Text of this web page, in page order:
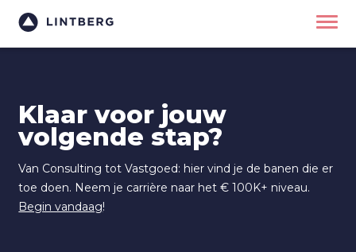
Klaar voor jouw
volgende stap?
Van Consulting tot Vastgoed: hier vind je de banen die er
toe doen. Neem je carrière naar het € 100K+ niveau.
Begin vandaag!